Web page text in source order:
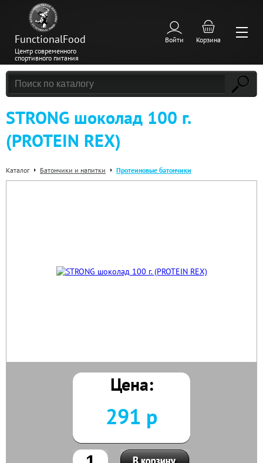
FunctionalFood
Центр современного
спортивного питания
Войти Корзина
STRONG шоколад 100 г.
(PROTEIN REX)
Каталог Батончики и напитки Протеиновые батончики
Цена:
291 р